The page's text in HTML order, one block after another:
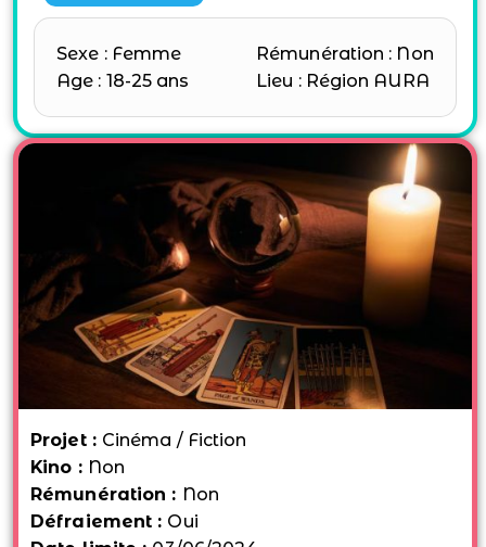
Sexe : Femme
Age : 18-25 ans
Rémunération : Non
Lieu : Région AURA
Projet : Cinéma / Fiction
Kino : Non
Rémunération : Non
Défraiement : Oui